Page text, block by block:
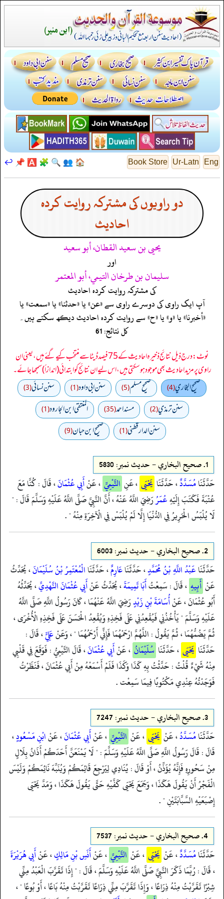
Eng
Ur-Latn
Book Store
🏠
👥
🔍
🧩
🅰️
📌
↩️
دو راویوں کی مشترکہ روایت کردہ
احادیث
يحيى بن سعيد القطان، أبو سعيد
اور
سليمان بن طرخان التيمي، أبو المعتمر
کی مشترکہ روایت کردہ احادیث
آپ ایک راوی کی دوسرے راوی سے «عن» یا «حدثنا» یا «سمعت» یا
«أخبرنا» یا «و» یا «ح» سے روایت کردہ احادیث دیکھ سکتے ہیں۔
کل نتائج: 61
نوٹ: درج ذیل نتائج ذخیرہ احادیث کے 75 فیصد ڈیٹا سے منتخب کیے گئے ہیں، یعنی ان
راوی پر مزید احادیث بھی موجود ہو سکتی ہیں، اس لیے ان نتائج کو ابتدائی (اندازاً) سمجھا جائے۔
صحيح البخاري(4) صحيح مسلم(5) سنن ابي داود(1) سنن نسائي(3)
سنن ترمذي(2) مسند احمد(35) المنتقى ابن الجارود(1)
سنن الدارقطني(1) صحیح ابن حبان(9)
1. صحيح البخاري - حدیث نمبر: 5830
حَدَّثَنَامُسَدَّدٌ، حَدَّثَنَا يَحْيَى ، عَنِ التَّيْمِيِّ ، عَنْأَبِي عُثْمَانَ، قَالَ : كُنَّا مَعَ
عُتْبَةَ فَكَتَبَ إِلَيْهِعُمَرُرَضِيَ اللَّهُ عَنْهُ ، أَنَّ النَّبِيَّ صَلَّى اللَّهُ عَلَيْهِ وَسَلَّمَ قَالَ : "
لَا يُلْبَسُ الْحَرِيرُ فِي الدُّنْيَا إِلَّا لَمْ يُلْبَسْ فِي الْآخِرَةِ مِنْهُ " .
2. صحيح البخاري - حدیث نمبر: 6003
حَدَّثَنَاعَبْدُ اللَّهِ بْنُ مُحَمَّدٍ، حَدَّثَنَاعَارِمٌ، حَدَّثَنَاالْمُعْتَمِرُ بْنُ سُلَيْمَانَ، يُحَدِّثُ
عَنْ أَبِيهِ ، قَالَ : سَمِعْتُأَبَا تَمِيمَةَ، يُحَدِّثُ عَنْأَبِي عُثْمَانَ النَّهْدِيِّ، يُحَدِّثُهُ
أَبُو عُثْمَانَ ، عَنْأُسَامَةَ بْنِ زَيْدٍرَضِيَ اللَّهُ عَنْهُمَا ، كَانَ رَسُولُ اللَّهِ صَلَّى اللَّهُ
عَلَيْهِ وَسَلَّمَ " يَأْخُذُنِي فَيُقْعِدُنِي عَلَى فَخِذِهِ وَيُقْعِدُ الْحَسَنَ عَلَى فَخِذِهِ الْأُخْرَى ،
ثُمَّ يَضُمُّهُمَا ، ثُمَّ يَقُولُ : اللَّهُمَّ ارْحَمْهُمَا فَإِنِّي أَرْحَمُهُمَا " ، وَعَنْعَلِيٍّ، قَالَ :
حَدَّثَنَا يَحْيَى ، حَدَّثَنَا سُلَيْمَانُ ، عَنْأَبِي عُثْمَانَ، قَالَ التَّيْمِيُّ : فَوَقَعَ فِي قَلْبِي
مِنْهُ شَيْءٌ قُلْتُ : حَدَّثْتُ بِهِ كَذَا وَكَذَا فَلَمْ أَسْمَعْهُ مِنْ أَبِي عُثْمَانَ ، فَنَظَرْتُ
فَوَجَدْتُهُ عِنْدِي مَكْتُوبًا فِيمَا سَمِعْت .
3. صحيح البخاري - حدیث نمبر: 7247
حَدَّثَنَامُسَدَّدُ، عَنْ يَحْيَى ، عَنْ التَّيْمِيِّ ، عَنْأَبِي عُثْمَانَ، عَنْابْنِ مَسْعُودٍ،
قَالَ : قَالَ رَسُولُ اللَّهِ صَلَّى اللَّهُ عَلَيْهِ وَسَلَّمَ : " لَا يَمْنَعَنَّ أَحَدَكُمْ أَذَانُ بِلَالٍ
مِنْ سَحُورِهِ فَإِنَّهُ يُؤَذِّنُ ، أَوْ قَالَ : يُنَادِي لِيَرْجِعَ قَائِمَكُمْ وَيُنَبِّهَ نَائِمَكُمْ وَلَيْسَ
الْفَجْرُ أَنْ يَقُولَ هَكَذَا ، وَجَمَعَ يَحْيَى كَفَّيْهِ حَتَّى يَقُولَ هَكَذَا ، وَمَدَّ يَحْيَى
إِصْبَعَيْهِ السَّبَّابَتَيْنِ " .
4. صحيح البخاري - حدیث نمبر: 7537
حَدَّثَنَامُسَدَّدٌ، عَنْ يَحْيَى ، عَنْ التَّيْمِيِّ ، عَنْأَنَسِ بْنِ مَالِكٍ، عَنْأَبِي هُرَيْرَةَ
، قَالَ : رُبَّمَا ذَكَرَ النَّبِيَّ صَلَّى اللَّهُ عَلَيْهِ وَسَلَّمَ ، قَالَ : " إِذَا تَقَرَّبَ الْعَبْدُ مِنِّي
شِبْرًا تَقَرَّبْتُ مِنْهُ ذِرَاعًا ، وَإِذَا تَقَرَّبَ مِنِّي ذِرَاعًا تَقَرَّبْتُ مِنْهُ بَاعًا ، أَوْ بُوعًا " ،